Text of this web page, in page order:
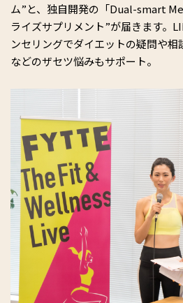
ム”と、独自開発の「Dual-smart
ライズサプリメント”が届きます。
ンセリングでダイエットの疑問や
などのザセツ悩みもサポート。